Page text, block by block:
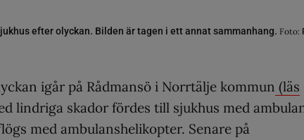
efter olyckan. Bilden är tagen i ett annat sammanhang. Foto:
igår på Rådmansö i Norrtälje kommun (läs
lindriga skador fördes till sjukhus med
med ambulanshelikopter. Senare på